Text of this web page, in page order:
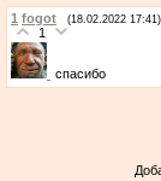
1 fogot (18.02.2022 17:41)
1
спасибо